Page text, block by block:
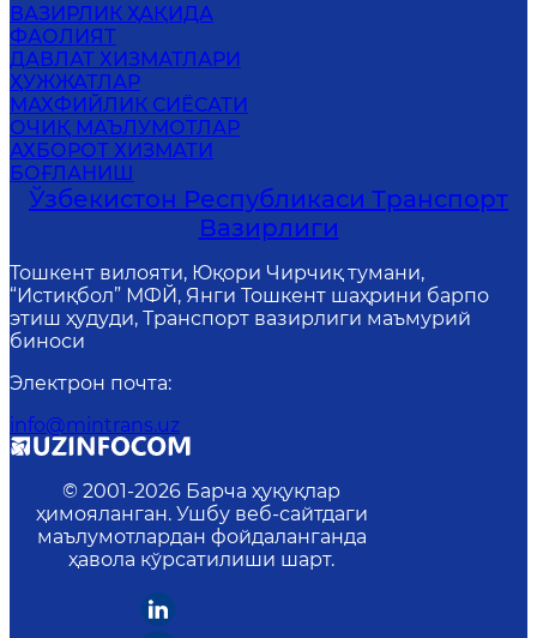
ВАЗИРЛИК ҲАҚИДА
ФАОЛИЯТ
ДАВЛАТ ХИЗМАТЛАРИ
ҲУЖЖАТЛАР
MАХФИЙЛИК СИЁСАТИ
ОЧИҚ МАЪЛУМОТЛАР
АХБОРОТ ХИЗМАТИ
БОҒЛАНИШ
Ўзбекистон Республикаси Транспорт
Вазирлиги
Тошкент вилояти, Юқори Чирчиқ тумани,
“Истиқбол” МФЙ, Янги Тошкент шаҳрини барпо
этиш ҳудуди, Транспорт вазирлиги маъмурий
биноси
Электрон почта:
info@mintrans.uz
© 2001-2026 Барча ҳуқуқлар
ҳимояланган. Ушбу веб-сайтдаги
маълумотлардан фойдаланганда
ҳавола кўрсатилиши шарт.